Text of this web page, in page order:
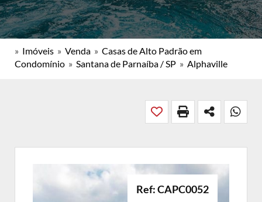
» Imóveis » Venda » Casas de Alto Padrão em
Condomínio » Santana de Parnaíba / SP » Alphaville
Ref: CAPC0052